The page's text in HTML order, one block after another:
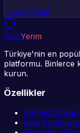
Hemen Katıl
ChatYerim
Türkiye'nin en
platformu. Binlerce
kurun.
Özellikler
Sohbet Odaları
Sesli Konferans